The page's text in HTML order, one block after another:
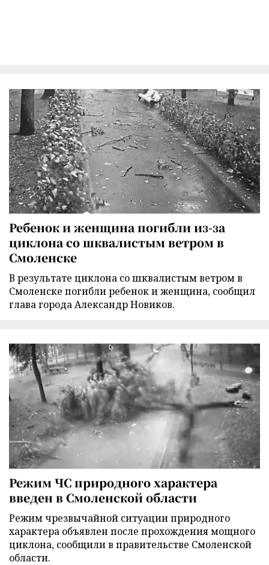
Ребенок и женщина погибли из-за
циклона со шквалистым ветром в
Смоленске
В результате циклона со шквалистым ветром в
Смоленске погибли ребенок и женщина, сообщил
глава города Александр Новиков.
Режим ЧС природного характера
введен в Смоленской области
Режим чрезвычайной ситуации природного
характера объявлен после прохождения мощного
циклона, сообщили в правительстве Смоленской
области.